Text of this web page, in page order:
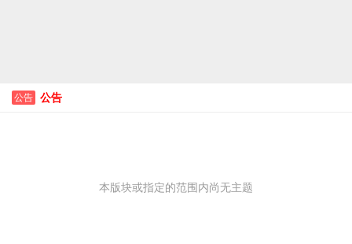
公告 公告
本版块或指定的范围内尚无主题